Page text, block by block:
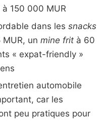
150 000 MUR
dans les snacks
un mine frità 60
« expat-friendly »
automobile
car les
peu pratiques pour